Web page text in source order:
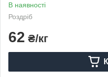
В наявності
Роздріб
62 ₴/кг